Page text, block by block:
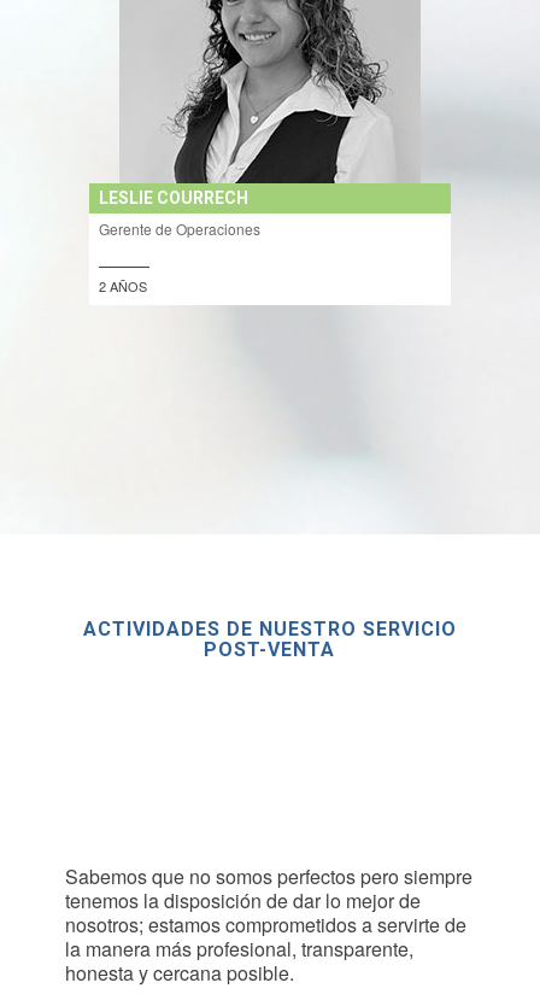
LESLIE COURRECH
Gerente de Operaciones
2 AÑOS
ACTIVIDADES DE NUESTRO SERVICIO
POST-VENTA
Sabemos que no somos perfectos pero siempre
tenemos la disposición de dar lo mejor de
nosotros; estamos comprometidos a servirte de
la manera más profesional, transparente,
honesta y cercana posible.